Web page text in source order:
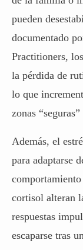
pueden
documentado
Practitioners,
la pérdida de
lo que
zonas
Además, el
para adaptarse
cortisol alteran
respuestas
escaparse tras